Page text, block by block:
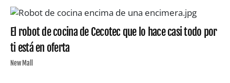
El robot de cocina de Cecotec que lo hace casi todo por
ti está en oferta
New Mall